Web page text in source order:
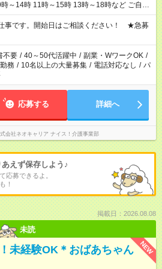
～14時 11時～15時 13時～18時など ご自身
勤務時間をご相談ください！ ★家庭の都合
整が必要な場合も遠慮なくご相談くださ
事です。開始日はご相談ください！ ★急募
不要 / 40～50代活躍中 / 副業・WワークOK /
務 / 10名以上の大量募集 / 電話対応なし / パ
応募する 詳細へ
会社ネオキャリア ナイス！介護事業部
あえず保存しよう♪
応募できるよ。
！
掲載日：2026.08.08
未読
NEW
未経験OK＊おばあちゃん